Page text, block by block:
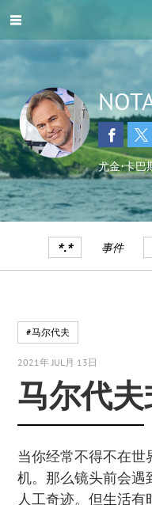
尤金•卡巴
*.* 事件
#马尔代夫
2021年 JUL月 13日
马尔代
当你经常不得不在
机。那么镜头前会遇
人工奇迹。但生活有